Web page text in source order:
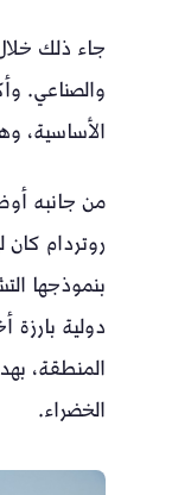
جاء ذلك
والصناعي.
الأساسية،
من جانبه
روتردام
بنموذجها
دولية بارزة
المنطقة،
الخضراء.